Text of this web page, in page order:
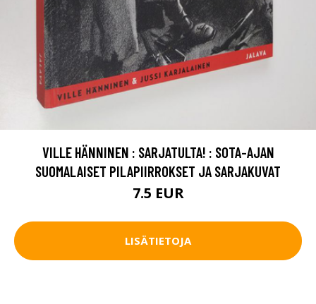
VILLE HÄNNINEN : SARJATULTA! : SOTA-AJAN
SUOMALAISET PILAPIIRROKSET JA SARJAKUVAT
7.5 EUR
LISÄTIETOJA